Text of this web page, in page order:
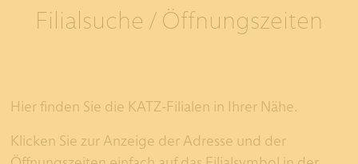
Filialsuche / Öffnungszeiten
Hier finden Sie die KATZ-Filialen in Ihrer Nähe.
Klicken Sie zur Anzeige der Adresse und der